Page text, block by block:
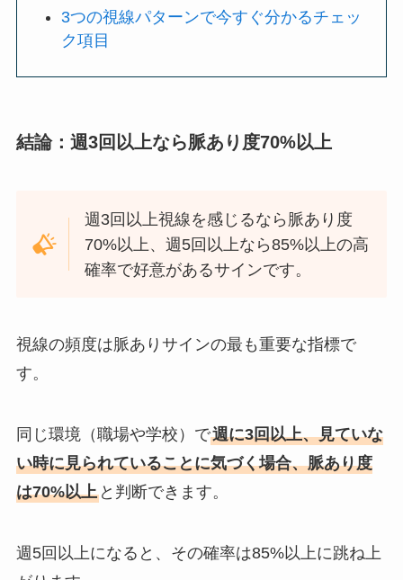
3つの視線パターンで今すぐ分かるチェッ
ク項目
結論：週3回以上なら脈あり度70%以上
週3回以上視線を感じるなら脈あり度
70%以上、週5回以上なら85%以上の高
確率で好意があるサインです。
視線の頻度は脈ありサインの最も重要な指標で
す。
同じ環境（職場や学校）で週に3回以上、見ていな
い時に見られていることに気づく場合、脈あり度
は70%以上と判断できます。
週5回以上になると、その確率は85%以上に跳ね上